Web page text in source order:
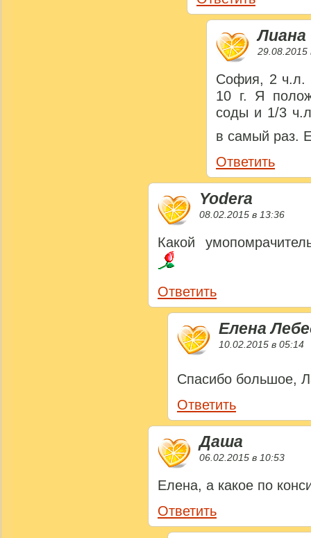
Лиана
29.08.2015
София, 2 ч.л.
10 г. Я
соды и 1/3
в самый раз.
Ответить
Yodera
08.02.2015 в 13:36
Какой
Ответить
Елена
10.02.2015 в 05:14
Спасибо большое,
Ответить
Даша
06.02.2015 в 10:53
Елена, а какое по
Ответить